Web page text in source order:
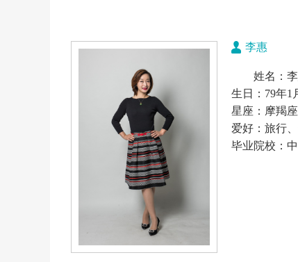
李惠
姓名：
生日：79年1
星座：摩羯座
爱好：旅行
毕业院校：